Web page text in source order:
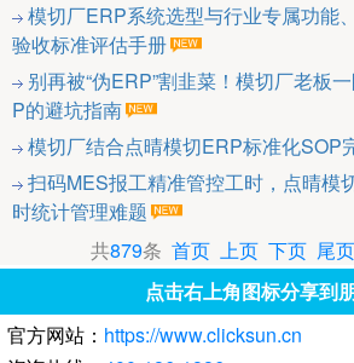
模切厂ERP系统选型与行业专属功能
验收标准评估手册
别再被“伪ERP”割韭菜！模切厂老板
P的避坑指南
模切厂结合点晴模切ERP标准化SOP
扫码MES报工精准管控工时，点晴模
时统计管理难题
共879条 首页 上页 下页 尾页
点击右上角图标分享到
官方网站： https://www.clicksun.cn